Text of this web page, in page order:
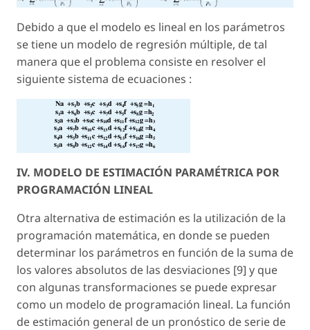
Debido a que el modelo es lineal en los parámetros
se tiene un modelo de regresión múltiple, de tal
manera que el problema consiste en resolver el
siguiente sistema de ecuaciones :
IV. MODELO DE ESTIMACIÓN PARAMÉTRICA POR
PROGRAMACIÓN LINEAL
Otra alternativa de estimación es la utilización de la
programación matemática, en donde se pueden
determinar los parámetros en función de la suma de
los valores absolutos de las desviaciones [9] y que
con algunas transformaciones se puede expresar
como un modelo de programación lineal. La función
de estimación general de un pronóstico de serie de